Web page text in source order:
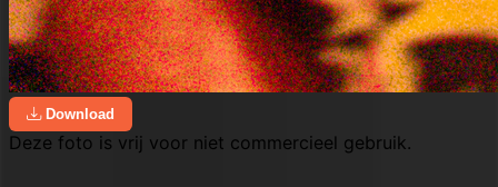
Download
Deze foto is vrij voor niet commercieel gebruik.